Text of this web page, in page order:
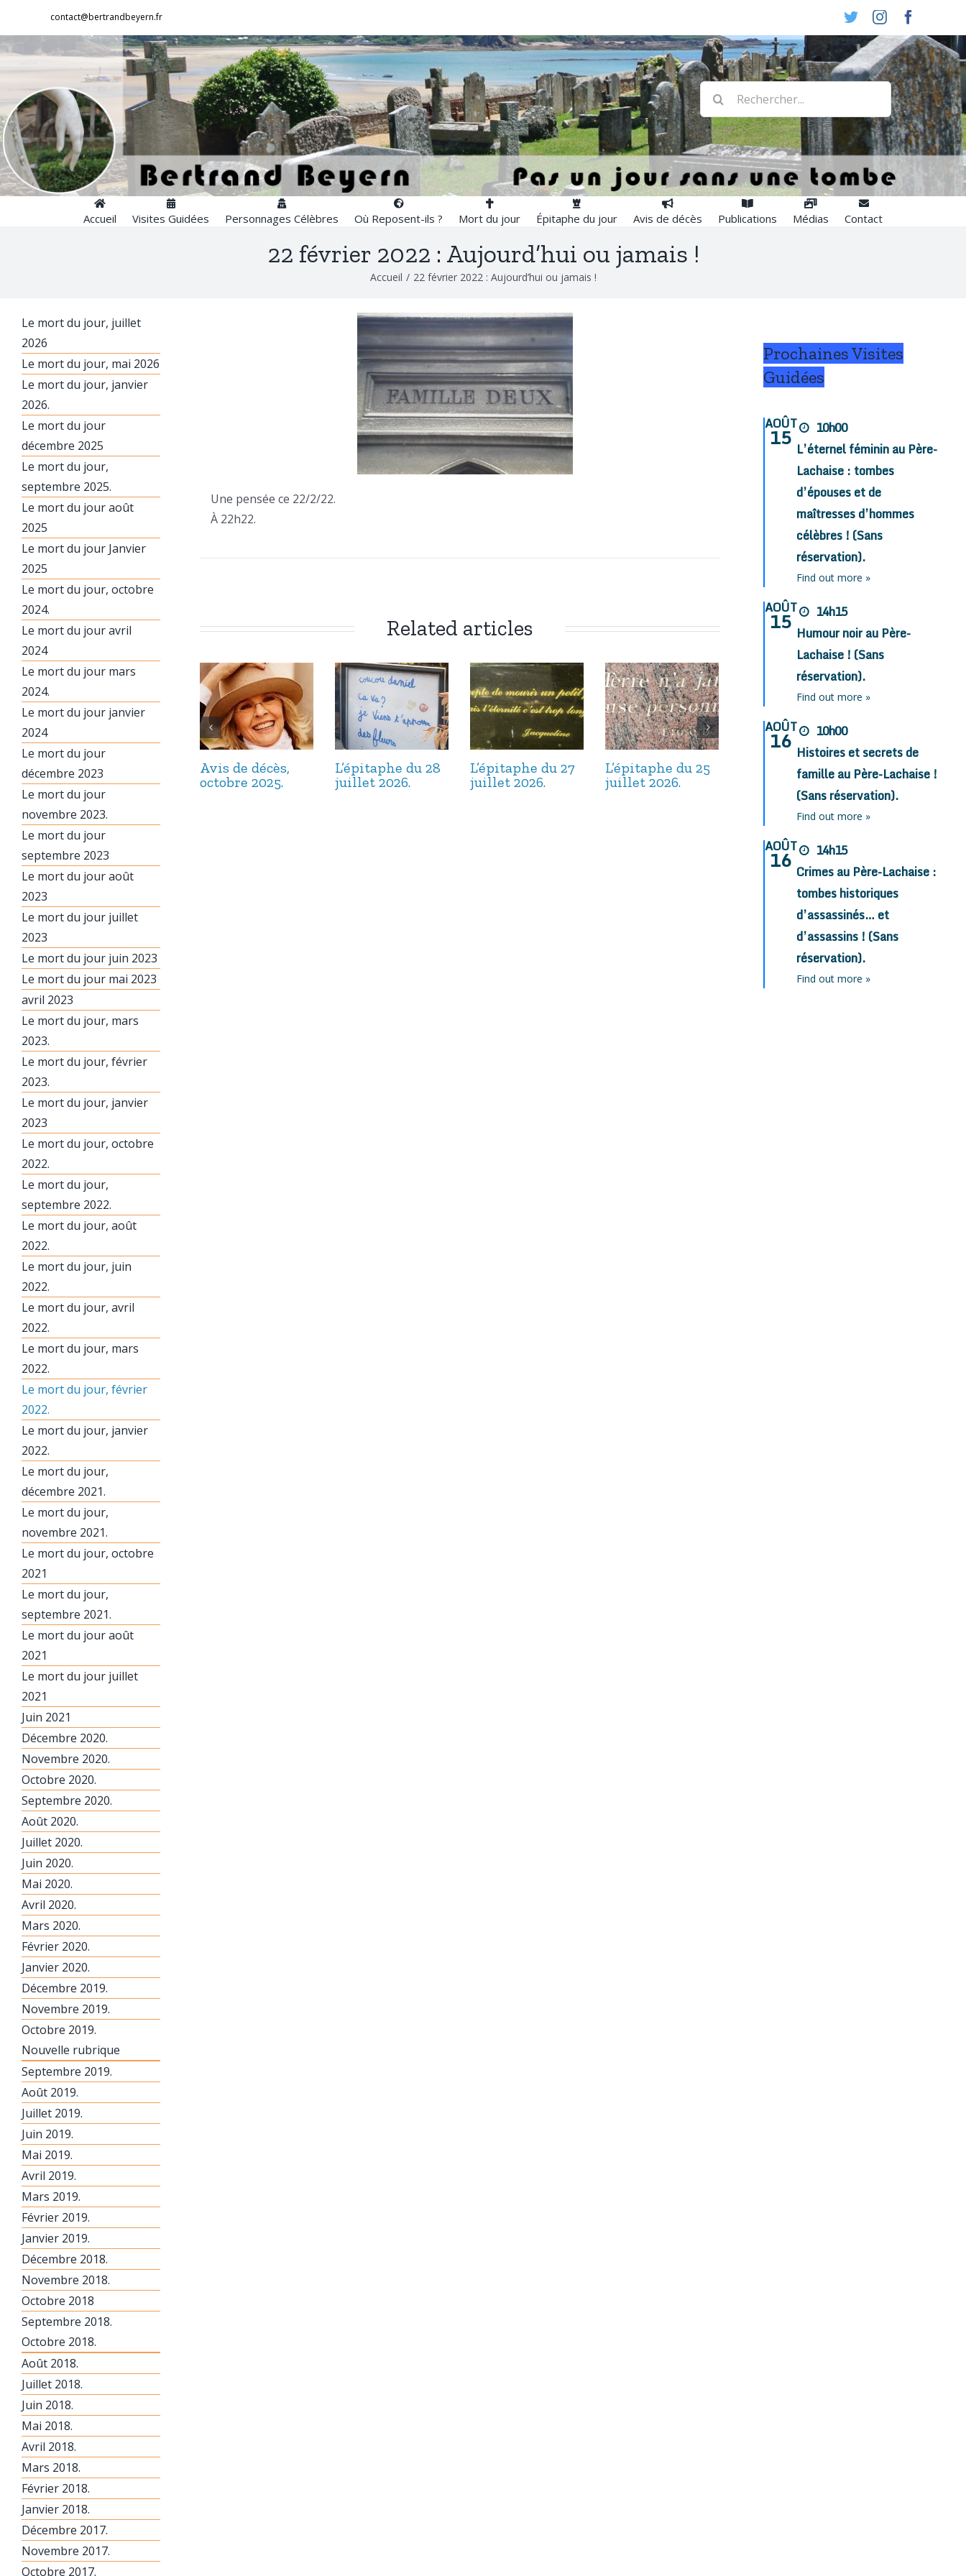
contenu
contact@bertrandbeyern.fr TwitterInstagram
Rechercher:
Accueil Visites Guidées Personnages Célèbres Où Reposent-ils ? Mort du jour Épitaphe du jour Avis de décès Publications Médias Contact
22 février 2022 : Aujourd’hui ou jamais !
Accueil / 22 février 2022 : Aujourd’hui ou jamais !
Une pensée ce 22/2/22.
À 22h22.
Related articles
Avis de décès,
octobre 2025.
L’épitaphe du 28
juillet 2026.
L’épitaphe du 27
juillet 2026.
L’épitaphe du 25
juillet 2026.
Avis de décès,
septembre 2025.
Avis de décès,
août 2025.
Le mort du jour, juillet
2026
Le mort du jour, mai 2026
Le mort du jour, janvier
2026.
Le mort du jour
décembre 2025
Le mort du jour,
septembre 2025.
Le mort du jour août
2025
Le mort du jour Janvier
2025
Le mort du jour, octobre
2024.
Le mort du jour avril
2024
Le mort du jour mars
2024.
Le mort du jour janvier
2024
Le mort du jour
décembre 2023
Le mort du jour
novembre 2023.
Le mort du jour
septembre 2023
Le mort du jour août
2023
Le mort du jour juillet
2023
Le mort du jour juin 2023
Le mort du jour mai 2023
avril 2023
Le mort du jour, mars
2023.
Le mort du jour, février
2023.
Le mort du jour, janvier
2023
Le mort du jour, octobre
2022.
Le mort du jour,
septembre 2022.
Le mort du jour, août
2022.
Le mort du jour, juin
2022.
Le mort du jour, avril
2022.
Le mort du jour, mars
2022.
Le mort du jour, février
2022.
Le mort du jour, janvier
2022.
Le mort du jour,
décembre 2021.
Le mort du jour,
novembre 2021.
Le mort du jour, octobre
2021
Le mort du jour,
septembre 2021.
Le mort du jour août
2021
Le mort du jour juillet
2021
Juin 2021
Décembre 2020.
Novembre 2020.
Octobre 2020.
Septembre 2020.
Août 2020.
Juillet 2020.
Juin 2020.
Mai 2020.
Avril 2020.
Mars 2020.
Février 2020.
Janvier 2020.
Décembre 2019.
Novembre 2019.
Octobre 2019.
Nouvelle rubrique
Septembre 2019.
Août 2019.
Juillet 2019.
Juin 2019.
Mai 2019.
Avril 2019.
Mars 2019.
Février 2019.
Janvier 2019.
Décembre 2018.
Novembre 2018.
Octobre 2018
Septembre 2018.
Octobre 2018.
Août 2018.
Juillet 2018.
Juin 2018.
Mai 2018.
Avril 2018.
Mars 2018.
Février 2018.
Janvier 2018.
Décembre 2017.
Novembre 2017.
Octobre 2017.
Prochaines Visites
Guidées
AOÛT
15
10h00
L’éternel féminin au Père-
Lachaise : tombes
d’épouses et de
maîtresses d’hommes
célèbres ! (Sans
réservation).
Find out more »
AOÛT
15
14h15
Humour noir au Père-
Lachaise ! (Sans
réservation).
Find out more »
AOÛT
16
10h00
Histoires et secrets de
famille au Père-Lachaise !
(Sans réservation).
Find out more »
AOÛT
16
14h15
Crimes au Père-Lachaise :
tombes historiques
d’assassinés… et
d’assassins ! (Sans
réservation).
Find out more »